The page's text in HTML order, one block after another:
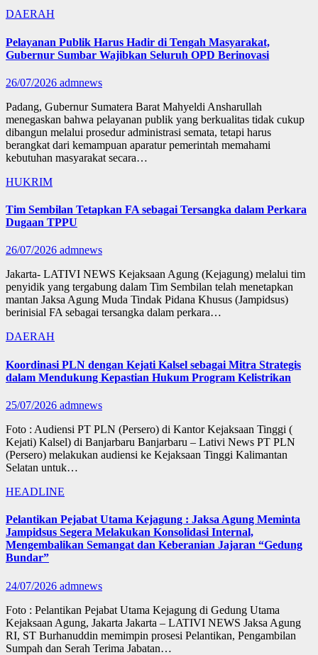
DAERAH
Pelayanan Publik Harus Hadir di Tengah Masyarakat,
Gubernur Sumbar Wajibkan Seluruh OPD Berinovasi
26/07/2026 admnews
Padang, Gubernur Sumatera Barat Mahyeldi Ansharullah
menegaskan bahwa pelayanan publik yang berkualitas tidak cukup
dibangun melalui prosedur administrasi semata, tetapi harus
berangkat dari kemampuan aparatur pemerintah memahami
kebutuhan masyarakat secara…
HUKRIM
Tim Sembilan Tetapkan FA sebagai Tersangka dalam Perkara
Dugaan TPPU
26/07/2026 admnews
Jakarta- LATIVI NEWS Kejaksaan Agung (Kejagung) melalui tim
penyidik yang tergabung dalam Tim Sembilan telah menetapkan
mantan Jaksa Agung Muda Tindak Pidana Khusus (Jampidsus)
berinisial FA sebagai tersangka dalam perkara…
DAERAH
Koordinasi PLN dengan Kejati Kalsel sebagai Mitra Strategis
dalam Mendukung Kepastian Hukum Program Kelistrikan
25/07/2026 admnews
Foto : Audiensi PT PLN (Persero) di Kantor Kejaksaan Tinggi (
Kejati) Kalsel) di Banjarbaru Banjarbaru – Lativi News PT PLN
(Persero) melakukan audiensi ke Kejaksaan Tinggi Kalimantan
Selatan untuk…
HEADLINE
Pelantikan Pejabat Utama Kejagung : Jaksa Agung Meminta
Jampidsus Segera Melakukan Konsolidasi Internal,
Mengembalikan Semangat dan Keberanian Jajaran “Gedung
Bundar”
24/07/2026 admnews
Foto : Pelantikan Pejabat Utama Kejagung di Gedung Utama
Kejaksaan Agung, Jakarta Jakarta – LATIVI NEWS Jaksa Agung
RI, ST Burhanuddin memimpin prosesi Pelantikan, Pengambilan
Sumpah dan Serah Terima Jabatan…